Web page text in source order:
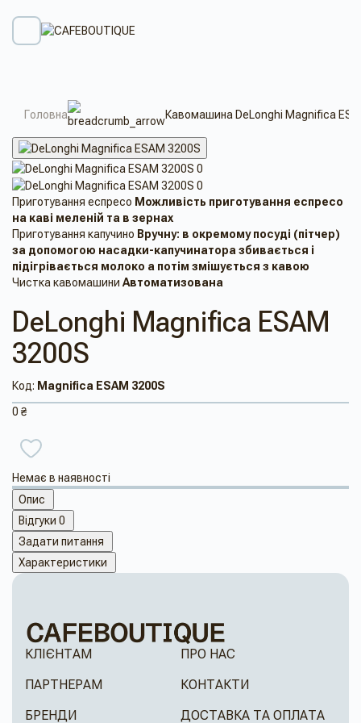
Головна Кавомашина DeLonghi Magnifica
Приготування еспресо Можливість приготування еспресо
на кавi меленiй та в зернах
Приготування капучино Вручну: в ​​окремому посуді (пітчер)
за допомогою насадки-капучинатора збивається і
підігрівається молоко а потім змішується з кавою
Чистка кавомашини Автоматизована
DeLonghi Magnifica ESAM
3200S
Код: Magnifica ESAM 3200S
0 ₴
Немає в наявності
Опис
Відгуки 0
Задати питання
Характеристики
КЛІЄНТАМ
ПАРТНЕРАМ
БРЕНДИ
ПРО НАС
КОНТАКТИ
ДОСТАВКА ТА ОПЛАТА